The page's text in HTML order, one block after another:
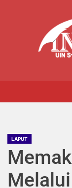
LAPUT